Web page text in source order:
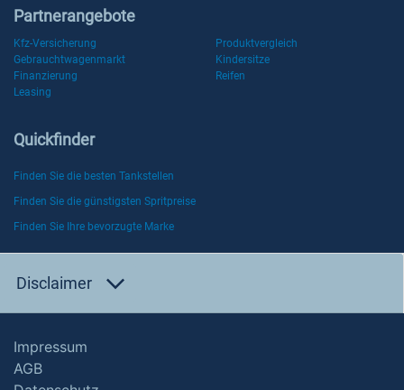
Partnerangebote
Kfz-Versicherung
Produktvergleich
Gebrauchtwagenmarkt
Kindersitze
Finanzierung
Reifen
Leasing
Quickfinder
Finden Sie die besten Tankstellen
Finden Sie die günstigsten Spritpreise
Finden Sie Ihre bevorzugte Marke
Disclaimer
Impressum
AGB